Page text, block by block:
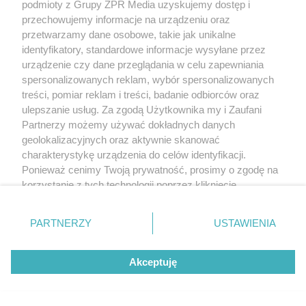
Swarzędzu. Policja zatrzymała 35-
latka, który zgłosił ładunek w swoim
aucie
Oszustwo w powiecie trzebnickim.
Małżeństwo seniorów straciło 240
000 zł
podmioty z Grupy ZPR Media uzyskujemy dostęp i
przechowujemy informacje na urządzeniu oraz
przetwarzamy dane osobowe, takie jak unikalne
identyfikatory, standardowe informacje wysyłane przez
urządzenie czy dane przeglądania w celu zapewniania
spersonalizowanych reklam, wybór spersonalizowanych
treści, pomiar reklam i treści, badanie odbiorców oraz
ulepszanie usług. Za zgodą Użytkownika my i Zaufani
Partnerzy możemy używać dokładnych danych
geolokalizacyjnych oraz aktywnie skanować
charakterystykę urządzenia do celów identyfikacji.
Ponieważ cenimy Twoją prywatność, prosimy o zgodę na
korzystanie z tych technologii poprzez kliknięcie
zmienić/wycofać klikając przycisk ustawień prywatności
znajdujący się w lewym dolnym rogu strony
rodzaje przetwarzania danych nie wymagają zgody
użytkownika, ale masz prawo sprzeciwić się takiemu
przetwarzaniu. Preferencje będą miały zastosowanie tylko
PARTNERZY USTAWIENIA
Akceptuję